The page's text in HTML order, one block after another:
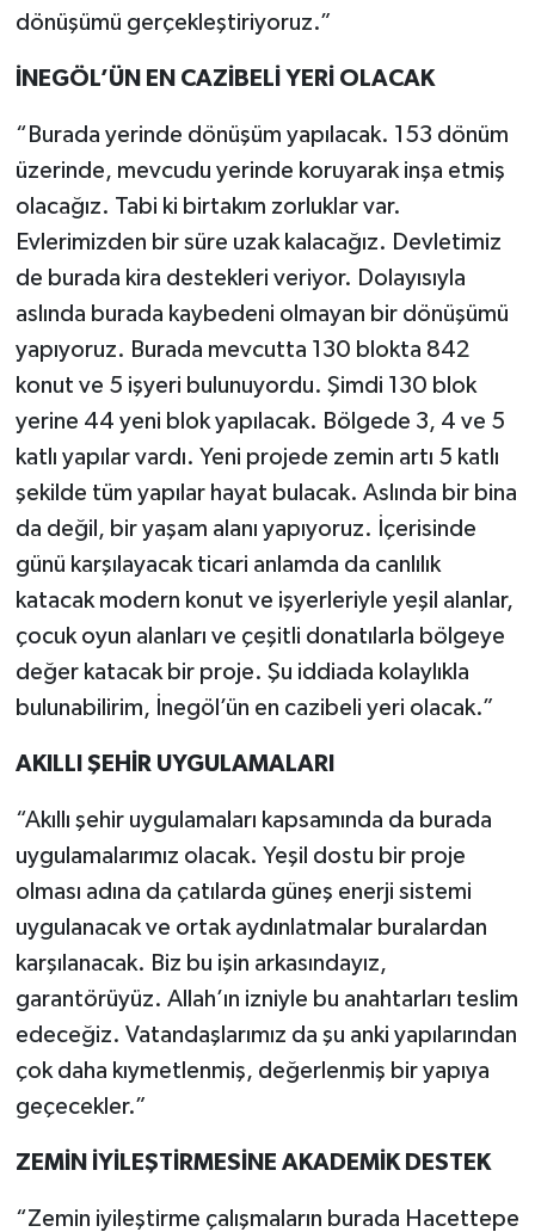
dönüşümü gerçekleştiriyoruz.”
İNEGÖL’ÜN EN CAZİBELİ YERİ OLACAK
“Burada yerinde dönüşüm yapılacak. 153 dönüm
üzerinde, mevcudu yerinde koruyarak inşa etmiş
olacağız. Tabi ki birtakım zorluklar var.
Evlerimizden bir süre uzak kalacağız. Devletimiz
de burada kira destekleri veriyor. Dolayısıyla
aslında burada kaybedeni olmayan bir dönüşümü
yapıyoruz. Burada mevcutta 130 blokta 842
konut ve 5 işyeri bulunuyordu. Şimdi 130 blok
yerine 44 yeni blok yapılacak. Bölgede 3, 4 ve 5
katlı yapılar vardı. Yeni projede zemin artı 5 katlı
şekilde tüm yapılar hayat bulacak. Aslında bir bina
da değil, bir yaşam alanı yapıyoruz. İçerisinde
günü karşılayacak ticari anlamda da canlılık
katacak modern konut ve işyerleriyle yeşil alanlar,
çocuk oyun alanları ve çeşitli donatılarla bölgeye
değer katacak bir proje. Şu iddiada kolaylıkla
bulunabilirim, İnegöl’ün en cazibeli yeri olacak.”
AKILLI ŞEHİR UYGULAMALARI
“Akıllı şehir uygulamaları kapsamında da burada
uygulamalarımız olacak. Yeşil dostu bir proje
olması adına da çatılarda güneş enerji sistemi
uygulanacak ve ortak aydınlatmalar buralardan
karşılanacak. Biz bu işin arkasındayız,
garantörüyüz. Allah’ın izniyle bu anahtarları teslim
edeceğiz. Vatandaşlarımız da şu anki yapılarından
çok daha kıymetlenmiş, değerlenmiş bir yapıya
geçecekler.”
ZEMİN İYİLEŞTİRMESİNE AKADEMİK DESTEK
“Zemin iyileştirme çalışmaların burada Hacettepe